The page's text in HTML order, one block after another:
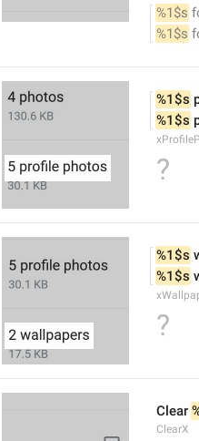
%1$s
%1$s
%1$s
%1$s
?
%1$s
%1$s
?
Clear
ClearX